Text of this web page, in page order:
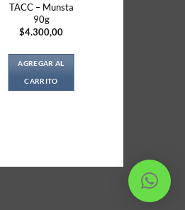
TACC – Munsta
90g
$4.300,00
AGREGAR AL
CARRITO